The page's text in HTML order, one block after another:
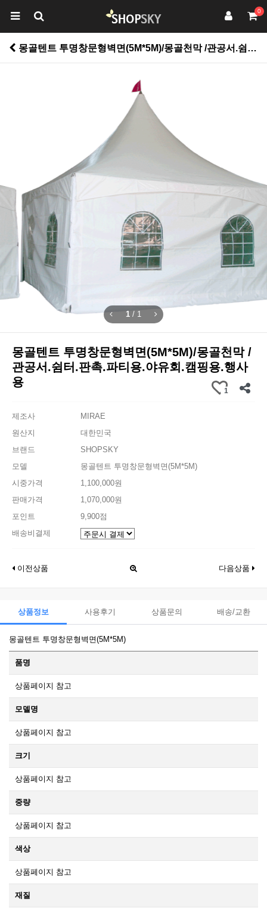
0
몽골텐트 투명창문형벽면(5M*5M)/몽골천막 /관공서.쉼터.판촉.파티용.야유회.캠핑용.행사용 > 펜션용품
1 / 1
몽골텐트 투명창문형벽면(5M*5M)/몽골천막 /
관공서.쉼터.판촉.파티용.야유회.캠핑용.행사
용
1
제조사
MIRAE
원산지
대한민국
브랜드
SHOPSKY
모델
몽골텐트 투명창문형벽면(5M*5M)
시중가격
1,100,000원
판매가격
1,070,000원
포인트
9,900점
배송비결제
이전상품 다음상품
상품정보 사용후기 상품문의 배송/교환
몽골텐트 투명창문형벽면(5M*5M)
품명
상품페이지 참고
모델명
상품페이지 참고
크기
상품페이지 참고
중량
상품페이지 참고
색상
상품페이지 참고
재질